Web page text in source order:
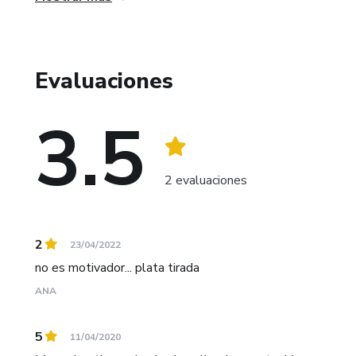
Evaluaciones
3.5 2 evaluaciones
2 23/04/2022
no es motivador... plata tirada
ANA
5 11/04/2020